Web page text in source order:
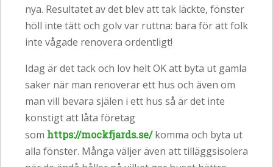
nya. Resultatet av det blev att tak läckte, fönster
höll inte tätt och golv var ruttna: bara för att folk
inte vågade renovera ordentligt!
Idag är det tack och lov helt OK att byta ut gamla
saker när man renoverar ett hus och även om
man vill bevara själen i ett hus så är det inte
konstigt att låta företag
som https://mockfjards.se/komma och byta ut
alla fönster. Många väljer även att tilläggsisolera